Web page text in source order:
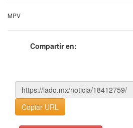
MPV
Compartir en:
Copiar URL